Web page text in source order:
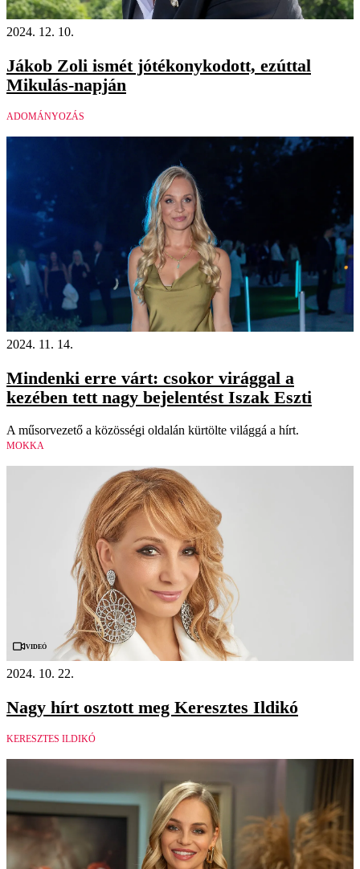
2024. 12. 10.
Jákob Zoli ismét jótékonykodott, ezúttal
Mikulás-napján
ADOMÁNYOZÁS
2024. 11. 14.
Mindenki erre várt: csokor virággal a
kezében tett nagy bejelentést Iszak Eszti
A műsorvezető a közösségi oldalán kürtölte világgá a hírt.
MOKKA
Videó
2024. 10. 22.
Nagy hírt osztott meg Keresztes Ildikó
KERESZTES ILDIKÓ